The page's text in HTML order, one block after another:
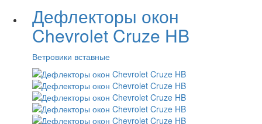
Дефлекторы окон
Chevrolet Cruze HB
Ветровики вставные